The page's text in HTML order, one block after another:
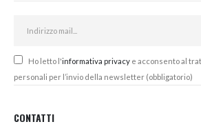
Ho letto l'informativa privacy e acconsento al
personali per l’invio della newsletter (obbligatorio)
CONTATTI